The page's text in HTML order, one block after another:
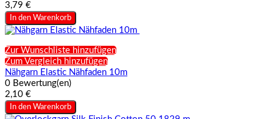
3,79 €
In den Warenkorb
Zur Wunschliste hinzufügen
Zum Vergleich hinzufügen
Nähgarn Elastic Nähfaden 10m
0 Bewertung(en)
2,10 €
In den Warenkorb